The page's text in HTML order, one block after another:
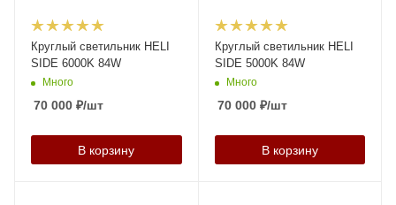
Круглый светильник HELI
SIDE 6000K 84W
Много
70 000 ₽/шт
В корзину
Круглый светильник HELI
SIDE 5000K 84W
Много
70 000₽/шт
В корзину